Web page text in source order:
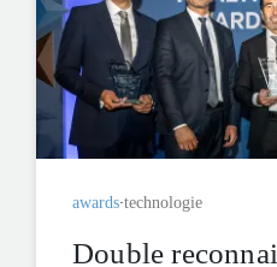
awards technologie
Double